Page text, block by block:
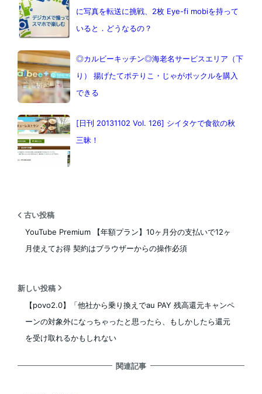
に写真を転送に挑戦、2枚 Eye-fi mobiを持って
いると．どうなるの？
◎カルビーキッチン◎海老名サービスエリア（下
り） 揚げたてポテりこ・じゃがポックルを購入
できる
[日刊 20131102 Vol. 126] シイタケで食欲の秋
三昧！
古い投稿
YouTube Premium 【年額プラン】10ヶ月分の支払いで12ヶ
月使えてお得 契約はブラウザーからの操作必須
新しい投稿
【povo2.0】「他社から乗り換えでau PAY 残高還元キャンペ
ーンの対象外になっちゃったと思ったら、もしかしたら還元
を受け取れるかもしれない
関連記事